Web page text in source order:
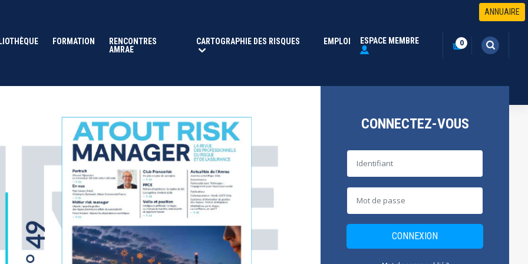
FORMATION
RENCONTRES
AMRAE
CARTOGRAPHIE DES RISQUES (CURRENT)
EMPLOI ESPACE MEMBRE 0
ANNUAIRE
CONNECTEZ-VOUS
CONNEXION